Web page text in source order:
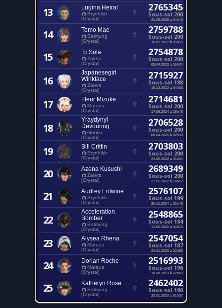
13 Lugina Heiral
Brynhildr
[Crystal]
2765345
Sous-sol 200
21.05.2026 à 04h40
14 Tomo Mae
Balmung
[Crystal]
2759788
Sous-sol 200
18.09.2022 à 05h35
15 Tc Sola
Zalera
[Crystal]
2754878
Sous-sol 200
05.04.2023 à 16h34
16
Japanesegirl
Winkface
Zalera
[Crystal]
2715927
Sous-sol 198
15.12.2022 à 04h56
17 Fleur Mizuke
Mateus
[Crystal]
2714681
Sous-sol 200
17.06.2024 à 18h46
18
Yraydynyl
Devouring
Goblin
[Crystal]
2706528
Sous-sol 200
08.04.2026 à 02h30
19 Bill Crittin
Brynhildr
[Crystal]
2703803
Sous-sol 200
21.05.2022 à 01h34
20 Azena Kusushi
Zalera
[Crystal]
2689349
Sous-sol 200
22.05.2022 à 16h12
21 Audrey Entwine
Brynhildr
[Crystal]
2576107
Sous-sol 199
20.11.2024 à 21h45
22
Acceleration
Bomber
Balmung
[Crystal]
2548865
Sous-sol 184
11.06.2022 à 04h16
23 Alysea Rhena
Mateus
[Crystal]
2547054
Sous-sol 187
21.01.2023 à 22h56
24 Dorian Roche
Mateus
[Crystal]
2516993
Sous-sol 196
18.08.2023 à 22h49
25 Katheryn Rose
Balmung
[Crystal]
2462402
Sous-sol 190
29.01.2023 à 01h37